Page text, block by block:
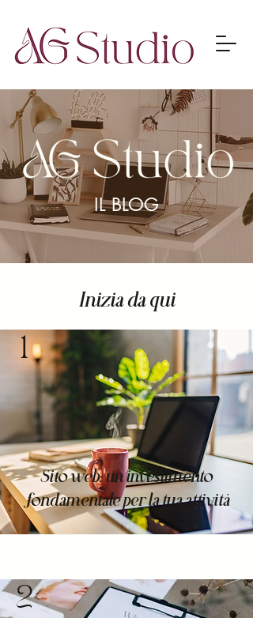
IL BLOG
Inizia da qui
1
Sito web: un investimento
fondamentale per la tua attività
2